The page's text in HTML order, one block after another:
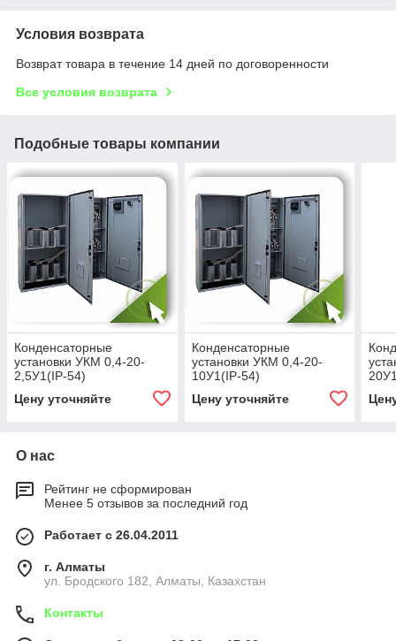
Условия возврата
Возврат товара в течение 14 дней по договоренности
Все условия возврата
Подобные товары компании
Конденсаторные
установки УКМ 0,4-20-
2,5У1(IP-54)
Цену уточняйте
Конденсаторные
установки УКМ 0,4-20-
10У1(IP-54)
Цену уточняйте
О нас
Рейтинг не сформирован
Менее 5 отзывов за последний год
Работает с 26.04.2011
г. Алматы
ул. Бродского 182, Алматы, Казахстан
Контакты